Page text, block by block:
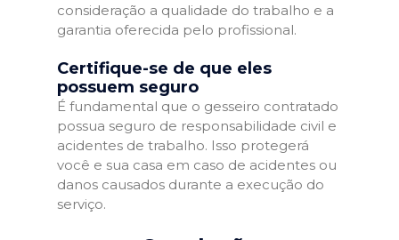
consideração a qualidade do trabalho e a
garantia oferecida pelo profissional.
Certifique-se de que eles
possuem seguro
É fundamental que o gesseiro contratado
possua seguro de responsabilidade civil e
acidentes de trabalho. Isso protegerá
você e sua casa em caso de acidentes ou
danos causados durante a execução do
serviço.